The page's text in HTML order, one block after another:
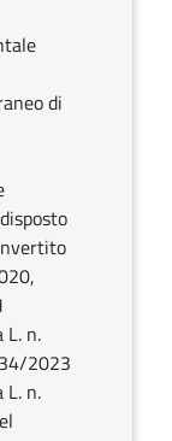
di
n.
2023
n.